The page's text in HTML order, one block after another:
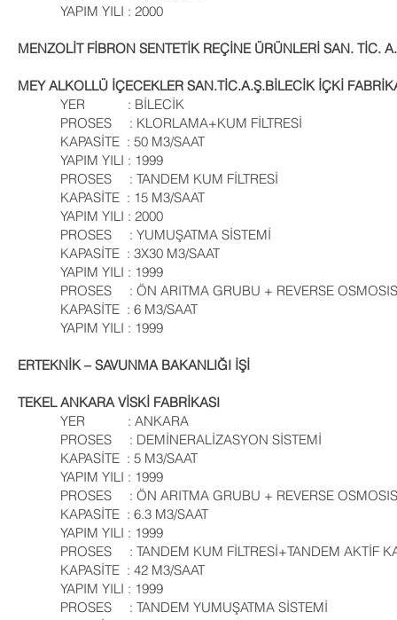
YAPIM YILI : 2000
MENZOLİT FİBRON SENTETİK REÇİNE ÜRÜNLERİ SAN. TİC.
MEY ALKOLLÜ İÇECEKLER SAN.TİC.A.Ş.BİLECİK İÇKİ
YER : BİLECİK
PROSES : KLORLAMA+KUM FİLTRESİ
KAPASİTE : 50 M3/SAAT
YAPIM YILI : 1999
PROSES : TANDEM KUM FİLTRESİ
KAPASİTE : 15 M3/SAAT
YAPIM YILI : 2000
PROSES : YUMUŞATMA SİSTEMİ
KAPASİTE : 3X30 M3/SAAT
YAPIM YILI : 1999
PROSES : ÖN ARITMA GRUBU + REVERSE OSMOSIS
KAPASİTE : 6 M3/SAAT
YAPIM YILI : 1999
ERTEKNİK – SAVUNMA BAKANLIĞI İŞİ
TEKEL ANKARA VİSKİ FABRİKASI
YER : ANKARA
PROSES : DEMİNERALİZASYON SİSTEMİ
KAPASİTE : 5 M3/SAAT
YAPIM YILI : 1999
PROSES : ÖN ARITMA GRUBU + REVERSE OSMOSIS
KAPASİTE : 6.3 M3/SAAT
YAPIM YILI : 1999
PROSES : TANDEM KUM FİLTRESİ+TANDEM AKTİF
KAPASİTE : 42 M3/SAAT
YAPIM YILI : 1999
PROSES : TANDEM YUMUŞATMA SİSTEMİ